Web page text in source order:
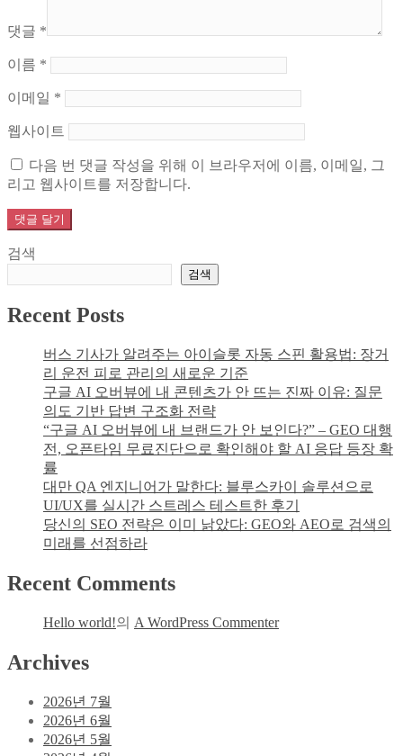
댓글 *
이름 *
이메일 *
웹사이트
다음 번 댓글 작성을 위해 이 브라우저에 이름, 이메일, 그
리고 웹사이트를 저장합니다.
검색
검색
Recent Posts
버스 기사가 알려주는 아이슬롯 자동 스핀 활용법: 장거
리 운전 피로 관리의 새로운 기준
구글 AI 오버뷰에 내 콘텐츠가 안 뜨는 진짜 이유: 질문
의도 기반 답변 구조화 전략
“구글 AI 오버뷰에 내 브랜드가 안 보인다?” – GEO 대행
전, 오픈타임 무료진단으로 확인해야 할 AI 응답 등장 확
률
대만 QA 엔지니어가 말한다: 블루스카이 솔루션으로
UI/UX를 실시간 스트레스 테스트한 후기
당신의 SEO 전략은 이미 낡았다: GEO와 AEO로 검색의
미래를 선점하라
Recent Comments
Hello world!의 A WordPress Commenter
Archives
2026년 7월
2026년 6월
2026년 5월